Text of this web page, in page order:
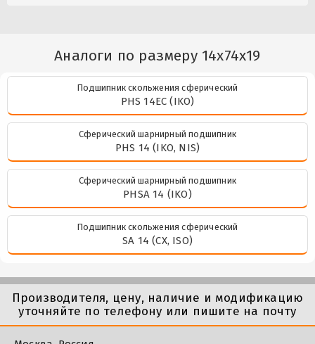
Аналоги по размеру 14x74x19
Подшипник скольжения сферический
PHS 14EC (IKO)
Сферический шарнирный подшипник
PHS 14 (IKO, NIS)
Сферический шарнирный подшипник
PHSA 14 (IKO)
Подшипник скольжения сферический
SA 14 (CX, ISO)
Производителя, цену, наличие и модификацию
уточняйте по телефону или пишите на почту